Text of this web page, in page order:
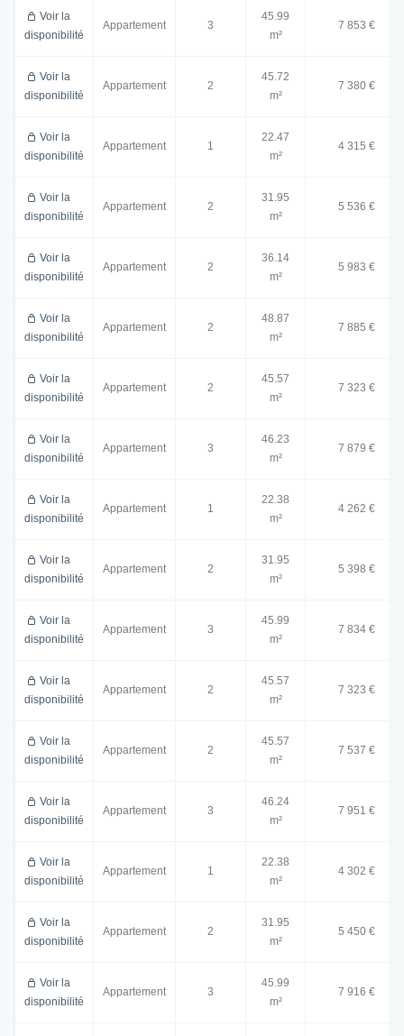
Voir la
disponibilité
Appartement 3
45.99
m²
7 853 €
Voir la
disponibilité
Appartement 2
45.72
m²
7 380 €
Voir la
disponibilité
Appartement 1
22.47
m²
4 315 €
Voir la
disponibilité
Appartement 2
31.95
m²
5 536 €
Voir la
disponibilité
Appartement 2
36.14
m²
5 983 €
Voir la
disponibilité
Appartement 2
48.87
m²
7 885 €
Voir la
disponibilité
Appartement 2
45.57
m²
7 323 €
Voir la
disponibilité
Appartement 3
46.23
m²
7 879 €
Voir la
disponibilité
Appartement 1
22.38
m²
4 262 €
Voir la
disponibilité
Appartement 2
31.95
m²
5 398 €
Voir la
disponibilité
Appartement 3
45.99
m²
7 834 €
Voir la
disponibilité
Appartement 2
45.57
m²
7 323 €
Voir la
disponibilité
Appartement 2
45.57
m²
7 537 €
Voir la
disponibilité
Appartement 3
46.24
m²
7 951 €
Voir la
disponibilité
Appartement 1
22.38
m²
4 302 €
Voir la
disponibilité
Appartement 2
31.95
m²
5 450 €
Voir la
disponibilité
Appartement 3
45.99
m²
7 916 €